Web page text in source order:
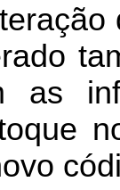
as